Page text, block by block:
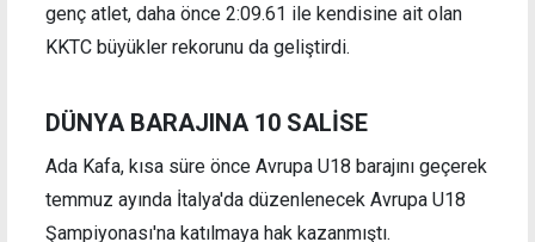
genç atlet, daha önce 2:09.61 ile kendisine ait olan
KKTC büyükler rekorunu da geliştirdi.
DÜNYA BARAJINA 10 SALİSE
Ada Kafa, kısa süre önce Avrupa U18 barajını geçerek
temmuz ayında İtalya'da düzenlenecek Avrupa U18
Şampiyonası'na katılmaya hak kazanmıştı.